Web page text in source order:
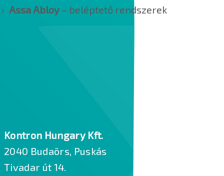
Assa Abloy – beléptető rendszerek
Kontron Hungary Kft.
2040 Budaörs, Puskás
Tivadar út 14.